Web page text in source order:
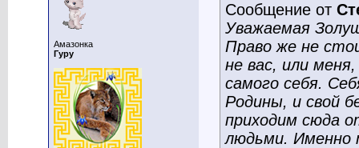
Амазонка
Гуру
Сообщение от
Уважаемая
Право же не
не вас, или
самого себя.
Родины, и свой
приходим сюда
людьми. Именно